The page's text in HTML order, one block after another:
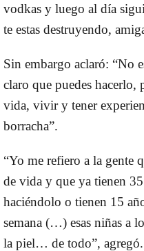
vodkas y luego al día
te estas destruyendo,
Sin embargo aclaró: “No
claro que puedes hacerlo,
vida, vivir y tener
borracha”.
“Yo me refiero a la gente
de vida y que ya tienen
haciéndolo o tienen 15
semana (…) esas niñas a
la piel… de todo”, agregó.